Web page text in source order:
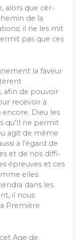
alors que cer­
de la
il ne les mit
pas que ces
la faveur
afin de pouvoir
recevoir à
encore. Dieu les
qu’Il ne permit
agit de même
à l’égard de
et de nos diffi­
épreuves et ces
elles
dans les
il nous
Première
Age de